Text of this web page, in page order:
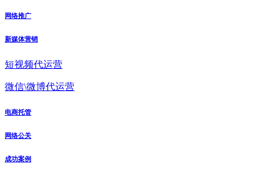
网络推广
新媒体营销
短视频代运营
微信\微博代运营
电商托管
网络公关
成功案例